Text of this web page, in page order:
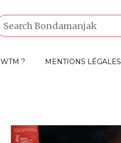
WTM ? MENTIONS LÉGALES